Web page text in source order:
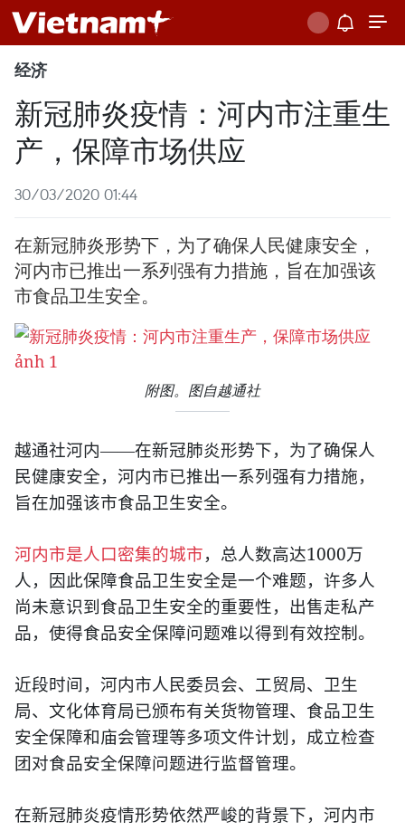
经济
新冠肺炎疫情：河内市注重生
产，保障市场供应
30/03/2020 01:44
在新冠肺炎形势下，为了确保人民健康安全，
河内市已推出一系列强有力措施，旨在加强该
市食品卫生安全。
附图。图自越通社
越通社河内——在新冠肺炎形势下，为了确保人
民健康安全，河内市已推出一系列强有力措施，
旨在加强该市食品卫生安全。
河内市是人口密集的城市，总人数高达1000万
人，因此保障食品卫生安全是一个难题，许多人
尚未意识到食品卫生安全的重要性，出售走私产
品，使得食品安全保障问题难以得到有效控制。
近段时间，河内市人民委员会、工贸局、卫生
局、文化体育局已颁布有关货物管理、食品卫生
安全保障和庙会管理等多项文件计划，成立检查
团对食品安全保障问题进行监督管理。
在新冠肺炎疫情形势依然严峻的背景下，河内市